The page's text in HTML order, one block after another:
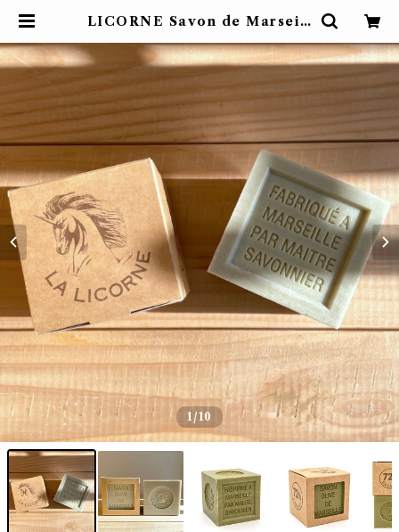
LICORNE Savon de Marseill
| FROM NOW ON... フロムナウ
オン 自由が丘
1/10